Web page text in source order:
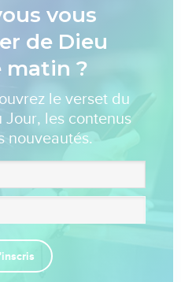
vous
de Dieu
matin ?
le verset du
Jour, les contenus
nouveautés.